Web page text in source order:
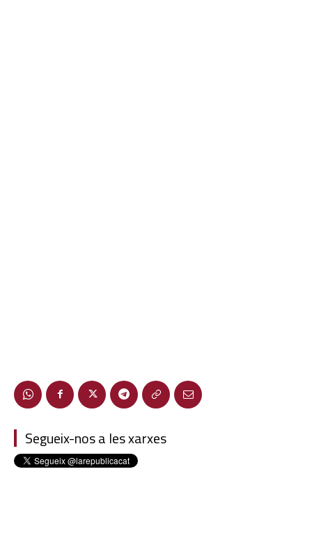
Segueix-nos a les xarxes